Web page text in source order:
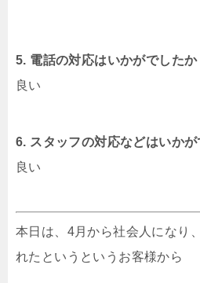
5. 電話の対応はいかがでしたか
良い
6. スタッフの対応などはいかが
良い
本日は、4月から社会人になり
れたというというお客様から